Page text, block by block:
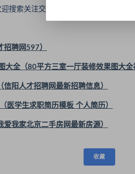
搜索关注交流
招聘网597）
大全（80平方三室一厅装修效果图大全
阳人才招聘网最新招聘信息）
医学生求职简历模板 个人简历）
我家北京二手房网最新房源）
收藏